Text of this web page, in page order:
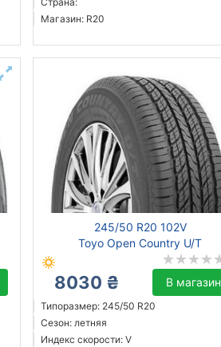
Магазин: R20
245/50 R20 102V
Toyo Open Country U/T
8030 ₴ В магазин
Типоразмер: 245/50 R20
Сезон: летняя
Индекс скорости: V